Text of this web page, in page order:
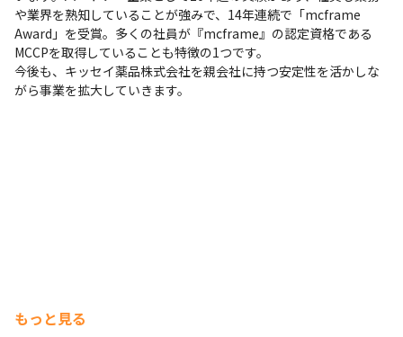
や業界を熟知していることが強みで、14年連続で「mcframe
Award」を受賞。多くの社員が『mcframe』の認定資格である
MCCPを取得していることも特徴の1つです。
今後も、キッセイ薬品株式会社を親会社に持つ安定性を活かしな
がら事業を拡大していきます。
もっと見る